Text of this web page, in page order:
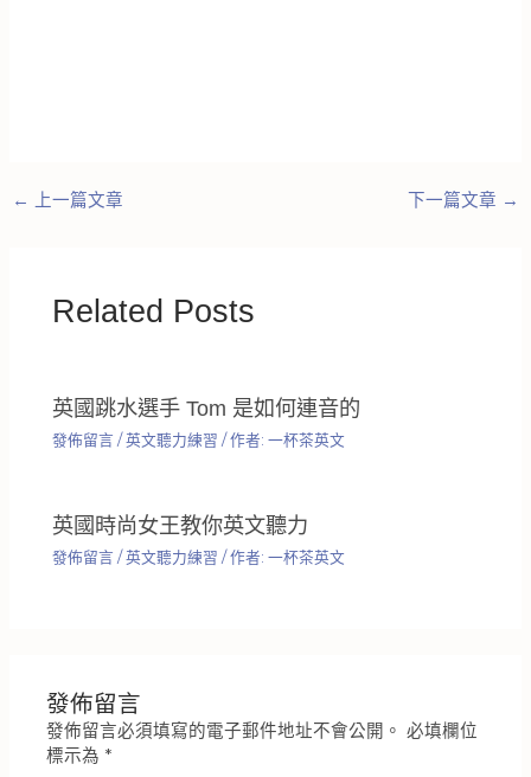
← 上一篇文章 下一篇文章 →
Related Posts
英國跳水選手 Tom 是如何連音的
發佈留言 /英文聽力練習 / 作者:一杯茶英文
英國時尚女王教你英文聽力
發佈留言 /英文聽力練習 / 作者:一杯茶英文
發佈留言
發佈留言必須填寫的電子郵件地址不會公開。 必填欄位
標示為 *